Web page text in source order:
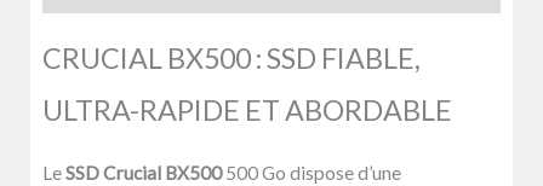
BX500
-
ATA
CRUCIAL BX500 : SSD FIABLE,
ULTRA-RAPIDE ET ABORDABLE
LeSSD Crucial BX500500 Go dispose d’une